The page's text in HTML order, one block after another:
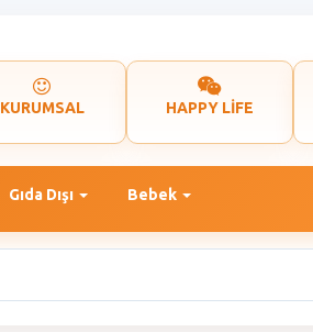
KURUMSAL HAPPY LİFE
Gıda Dışı Bebek